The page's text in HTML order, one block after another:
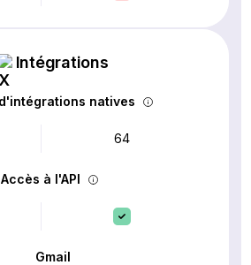
Intégrations
natives
64
Accès à l'API
Gmail